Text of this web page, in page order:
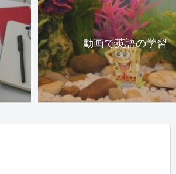
動画で英語の学習